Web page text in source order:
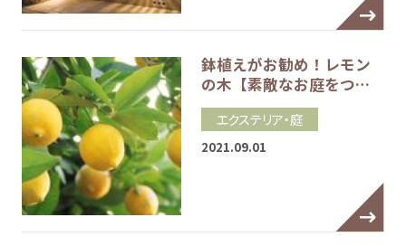
鉢植えがお勧め！レモン
の木【素敵なお庭をつ…
エクステリア・庭
2021.09.01